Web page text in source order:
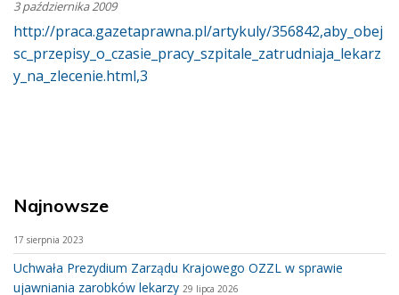
3 października 2009
http://praca.gazetaprawna.pl/artykuly/356842,aby_obej
sc_przepisy_o_czasie_pracy_szpitale_zatrudniaja_lekarz
y_na_zlecenie.html,3
Najnowsze
17 sierpnia 2023
Uchwała Prezydium Zarządu Krajowego OZZL w sprawie
ujawniania zarobków lekarzy 29 lipca 2026